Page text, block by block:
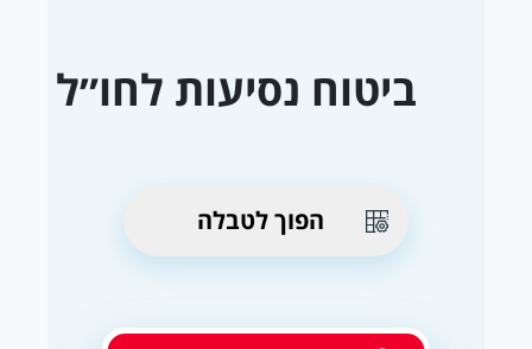
הפוך לטבלה
ביטוח נסיעות לחו״ל